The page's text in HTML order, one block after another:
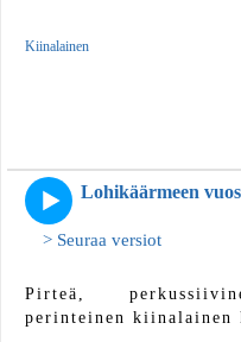
Kiinalainen
Lohikäärmeen
> Seuraa versiot
Pirteä,
perinteinen kiinalainen